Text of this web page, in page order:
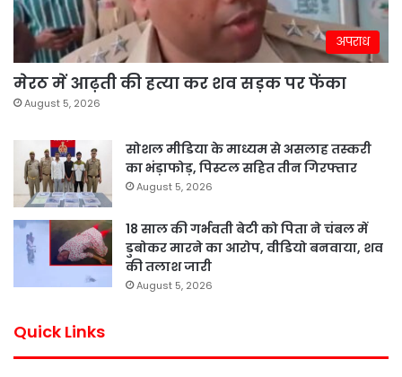
अपराध
मेरठ में आढ़ती की हत्या कर शव सड़क पर फेंका
August 5, 2026
सोशल मीडिया के माध्यम से असलाह तस्करी
का भंड़ाफोड़, पिस्टल सहित तीन गिरफ्तार
August 5, 2026
18 साल की गर्भवती बेटी को पिता ने चंबल में
डुबोकर मारने का आरोप, वीडियो बनवाया, शव
की तलाश जारी
August 5, 2026
Quick Links